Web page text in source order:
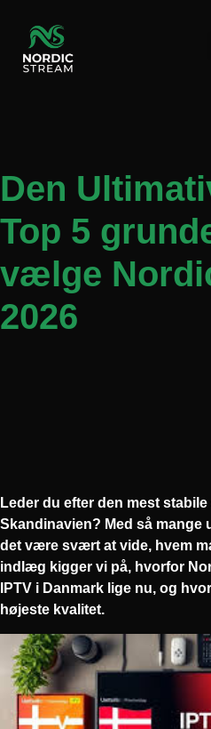
Den
Top 5
vælge
2026
Leder du efter den mest
Skandinavien? Med så mange
det være svært at vide, hvem
indlæg kigger vi på, hvorfor
IPTV i Danmark lige nu, og
højeste kvalitet.